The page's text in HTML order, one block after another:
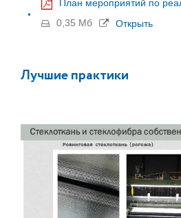
План мероприятий по
0,35 Мб
Открыть
Лучшие практики